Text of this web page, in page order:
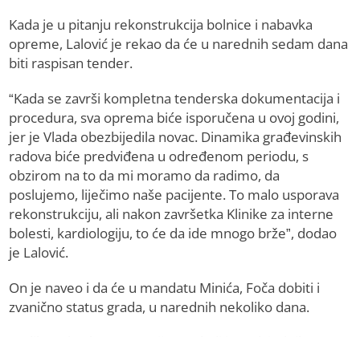
Kada je u pitanju rekonstrukcija bolnice i nabavka
opreme, Lalović je rekao da će u narednih sedam dana
biti raspisan tender.
“Kada se završi kompletna tenderska dokumentacija i
procedura, sva oprema biće isporučena u ovoj godini,
jer je Vlada obezbijedila novac. Dinamika građevinskih
radova biće predviđena u određenom periodu, s
obzirom na to da mi moramo da radimo, da
poslujemo, liječimo naše pacijente. To malo usporava
rekonstrukciju, ali nakon završetka Klinike za interne
bolesti, kardiologiju, to će da ide mnogo brže”, dodao
je Lalović.
On je naveo i da će u mandatu Minića, Foča dobiti i
zvanično status grada, u narednih nekoliko dana.